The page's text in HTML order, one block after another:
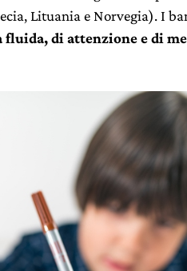
Lituania e Norvegia). I
di attenzione e di